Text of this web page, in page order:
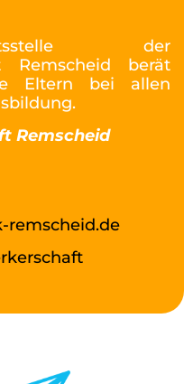
der
Remscheid berät
Eltern bei allen
Remscheid
remscheid.de